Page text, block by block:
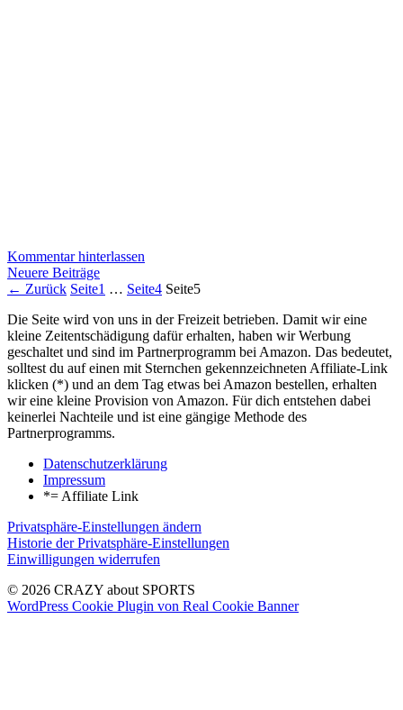
Kommentar hinterlassen
Neuere Beiträge
← Zurück Seite1 … Seite4 Seite5
Die Seite wird von uns in der Freizeit betrieben. Damit wir eine
kleine Zeitentschädigung dafür erhalten, haben wir Werbung
geschaltet und sind im Partnerprogramm bei Amazon. Das bedeutet,
solltest du auf einen mit Sternchen gekennzeichneten Affiliate-Link
klicken (*) und an dem Tag etwas bei Amazon bestellen, erhalten
wir eine kleine Provision von Amazon. Für dich entstehen dabei
keinerlei Nachteile und ist eine gängige Methode des
Partnerprogramms.
Datenschutzerklärung
Impressum
*= Affiliate Link
Privatsphäre-Einstellungen ändern
Historie der Privatsphäre-Einstellungen
Einwilligungen widerrufen
© 2026 CRAZY about SPORTS
WordPress Cookie Plugin von Real Cookie Banner